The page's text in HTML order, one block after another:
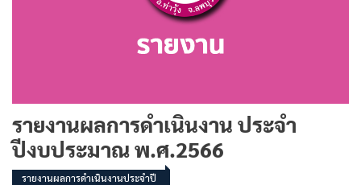
รายงานผลการดำเนินงาน ประจำ
ปีงบประมาณ พ.ศ.2566
รายงานผลการดำเนินงานประจำปี